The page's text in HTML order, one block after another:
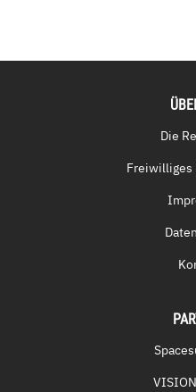
Die
Freiwilliges